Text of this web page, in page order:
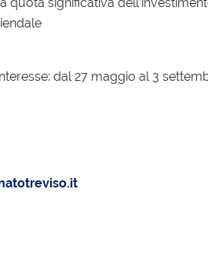
dal 27 maggio al 3